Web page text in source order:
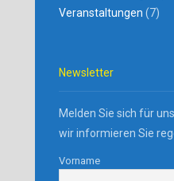
Veranstaltungen (7)
Newsletter
Melden Sie sich für
wir informieren Sie
Vorname